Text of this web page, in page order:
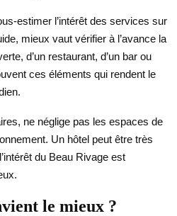
estimer l’intérêt des services sur
mieux vaut vérifier à l’avance la
d’un restaurant, d’un bar ou
ces éléments qui rendent le
ne néglige pas les espaces de
Un hôtel peut être très
du Beau Rivage est
le mieux ?